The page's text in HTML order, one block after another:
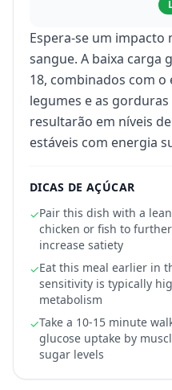
Espera-se um
sangue. A baixa carga
18, combinados com
legumes e as
resultarão em níveis
estáveis com energia
DICAS DE AÇÚCAR
✓Pair this dish with a
chicken or fish to
increase satiety
✓Eat this meal earlier in
sensitivity is typically
metabolism
✓Take a 10-15 minute
glucose uptake by
sugar levels